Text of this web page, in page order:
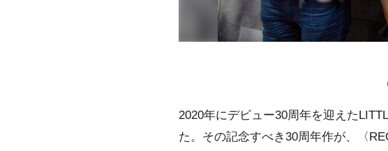
2020年にデビュー30周年を迎えた
た。その記念すべき30周年作が、〈